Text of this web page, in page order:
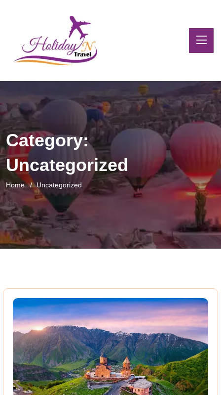
Category:
Uncategorized
Home Uncategorized